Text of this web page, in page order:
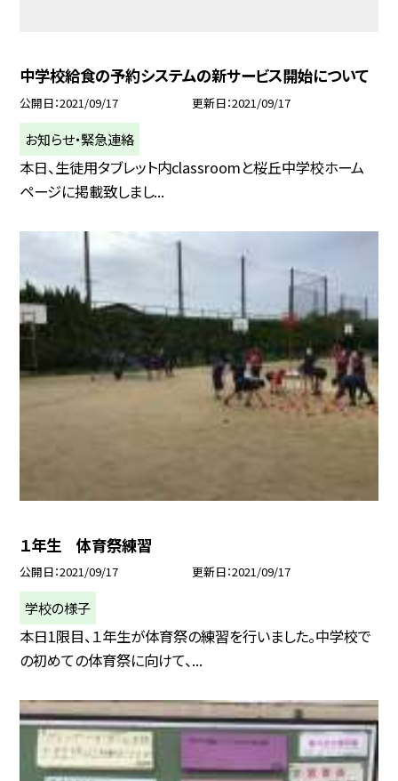
中学校給食の予約システムの新サービス開始について
公開日 2021/09/17 更新日 2021/09/17
お知らせ・緊急連絡
本日、生徒用タブレット内classroomと桜丘中学校ホーム
ページに掲載致しまし...
１年生 体育祭練習
公開日 2021/09/17 更新日 2021/09/17
学校の様子
本日1限目、１年生が体育祭の練習を行いました。中学校で
の初めての体育祭に向けて、...